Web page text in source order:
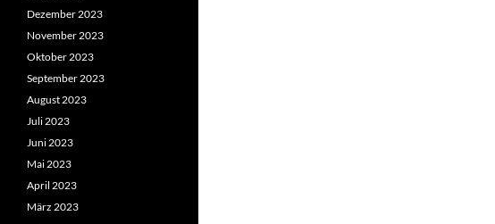
Dezember 2023
November 2023
Oktober 2023
September 2023
August 2023
Juli 2023
Juni 2023
Mai 2023
April 2023
März 2023